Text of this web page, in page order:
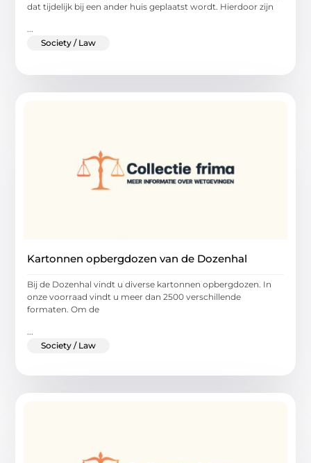
dat tijdelijk bij een ander huis geplaatst wordt. Hierdoor zijn
Society / Law
Kartonnen opbergdozen van de Dozenhal
Bij de Dozenhal vindt u diverse kartonnen opbergdozen. In
onze voorraad vindt u meer dan 2500 verschillende
formaten. Om de
...
Society / Law